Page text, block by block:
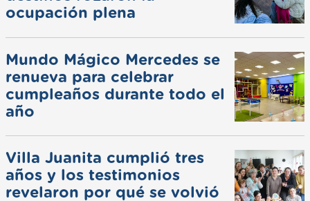
ocupación plena
Mundo Mágico Mercedes se
renueva para celebrar
cumpleaños durante todo el
año
Villa Juanita cumplió tres
años y los testimonios
revelaron por qué se volvió